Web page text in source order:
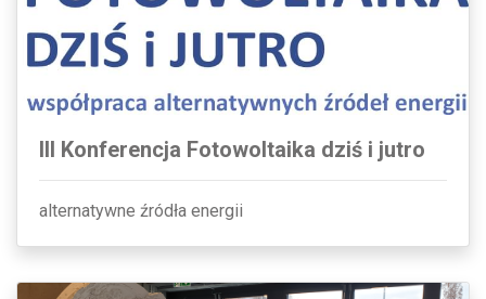
III Konferencja Fotowoltaika dziś i jutro
alternatywne źródła energii